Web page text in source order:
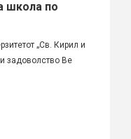
школа по
„Св. Кирил и
задоволство Ве